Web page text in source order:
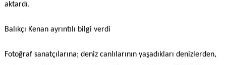
aktardı.
Balıkçı Kenan ayrıntılı bilgi verdi
Fotoğraf sanatçılarına; deniz canlılarının yaşadıkları denizlerden,